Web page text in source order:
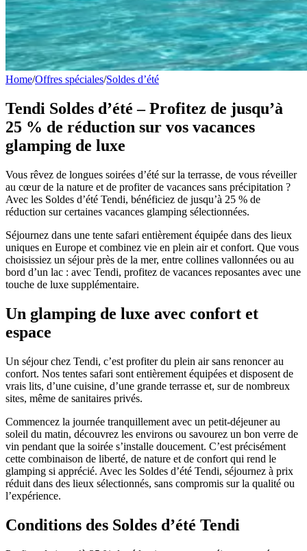
Home/Offres spéciales/Soldes d’été
Tendi Soldes d’été – Profitez de jusqu’à
25 % de réduction sur vos vacances
glamping de luxe
Vous rêvez de longues soirées d’été sur la terrasse, de vous réveiller
au cœur de la nature et de profiter de vacances sans précipitation ?
Avec les Soldes d’été Tendi, bénéficiez de jusqu’à 25 % de
réduction sur certaines vacances glamping sélectionnées.
Séjournez dans une tente safari entièrement équipée dans des lieux
uniques en Europe et combinez vie en plein air et confort. Que vous
choisissiez un séjour près de la mer, entre collines vallonnées ou au
bord d’un lac : avec Tendi, profitez de vacances reposantes avec une
touche de luxe supplémentaire.
Un glamping de luxe avec confort et
espace
Un séjour chez Tendi, c’est profiter du plein air sans renoncer au
confort. Nos tentes safari sont entièrement équipées et disposent de
vrais lits, d’une cuisine, d’une grande terrasse et, sur de nombreux
sites, même de sanitaires privés.
Commencez la journée tranquillement avec un petit-déjeuner au
soleil du matin, découvrez les environs ou savourez un bon verre de
vin pendant que la soirée s’installe doucement. C’est précisément
cette combinaison de liberté, de nature et de confort qui rend le
glamping si apprécié. Avec les Soldes d’été Tendi, séjournez à prix
réduit dans des lieux sélectionnés, sans compromis sur la qualité ou
l’expérience.
Conditions des Soldes d’été Tendi